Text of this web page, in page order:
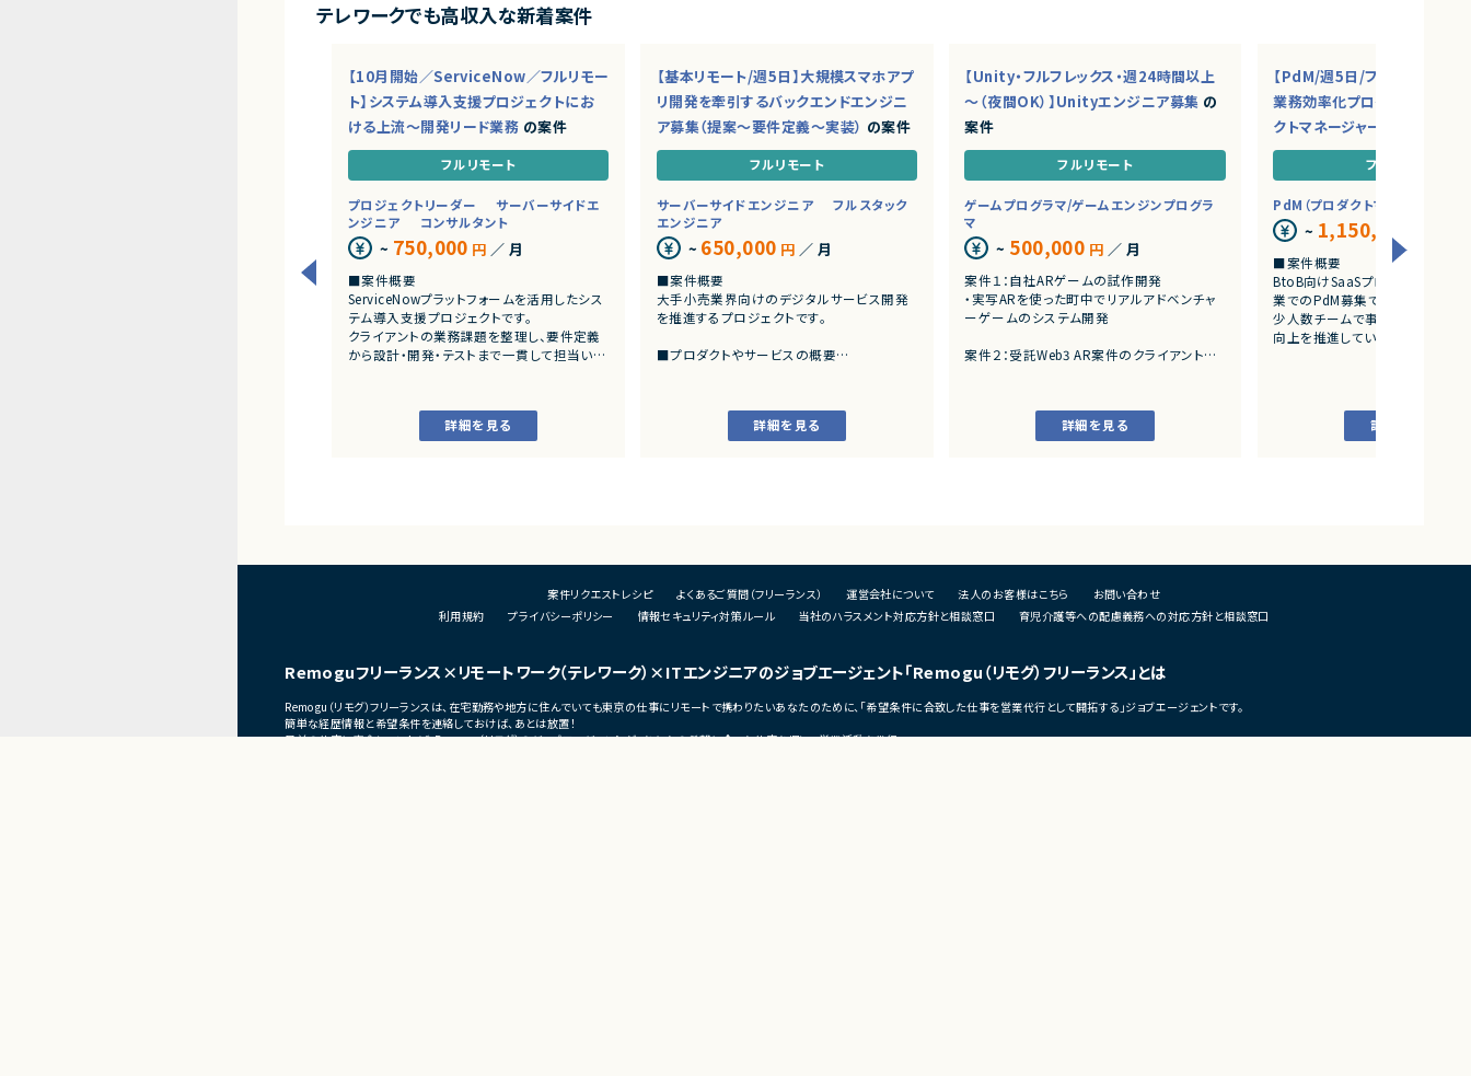
テレワークでも高収入な新着案件
【10月開始／ServiceNow／フルリモー
ト】システム導入支援プロジェクトにお
ける上流～開発リード業務 の案件
フルリモート
プロジェクトリーダー
サーバーサイドエ
ンジニア
コンサルタント
~ 750,000 円 ／ 月
■案件概要
ServiceNowプラットフォームを活用したシス
テム導入支援プロジェクトです。
クライアントの業務課題を整理し、要件定義
から設計・開発・テストまで一貫して担当いた
・顧客との要件ヒアリングおよび要件定義
ニケーションあり
■募集背景
プロジェクト拡大に伴う増員募集
詳細を見る
【基本リモート/週5日】大規模スマホアプ
リ開発を牽引するバックエンドエンジニ
ア募集（提案～要件定義～実装） の案件
フルリモート
サーバーサイドエンジニア
フルスタック
エンジニア
~ 650,000 円 ／ 月
■案件概要
大手小売業界向けのデジタルサービス開発
を推進するプロジェクトです。
■プロダクトやサービスの概要
・既にサービス稼働中であり、数ヶ月から半
・技術課題に対する検討、提案、改善推進
・ステークホルダーとの調整およびコミュニ
■募集背景
集
詳細を見る
【Unity・フルフレックス・週24時間以上
～（夜間OK）】Unityエンジニア募集 の
案件
フルリモート
ゲームプログラマ/ゲームエンジンプログラ
マ
~ 500,000 円 ／ 月
案件１：自社ARゲームの試作開発
・実写ARを使った町中でリアルアドベンチャ
ーゲームのシステム開発
案件２：受託Web3 AR案件のクライアント開
詳細を見る
【PdM/週5日/フルリモ】AI・
業務効率化プロダクトを推進
クトマネージャー募集
フルリモート
PdM（プロダクトマネージャー）
~ 1,150,000
■案件概要
BtoB向けSaaSプロダクトを展開
業でのPdM募集です。
少人数チームで事業成長とプロ
向上を推進しています。
・ワークフロー管理サービス
・業務管理サービス
・開発からリリース後の改善施策
詳細を見る
案件リクエストレシピ よくあるご質問（フリーランス） 運営会社について 法人のお客様はこちら
お問い合わせ
利用規約
プライバシーポリシー 情報セキュリティ対策ルール 当社のハラスメント対応方針と相談窓口 育児介護等への配慮義務への対応方針と相談窓口
Remoguフリーランス×リモートワーク（テレワーク） ×ITエンジニアのジョブエージェント「Remogu（リモグ）フリーランス」とは
Remogu（リモグ）フリーランスは、在宅勤務や地方に住んでいても東京の仕事にリモートで携わりたいあなたのために、「希望条件に合致した仕事を営業代行として開拓する」ジョブエージェントです。
簡単な経歴情報と希望条件を連絡しておけば、あとは放置！
目前の仕事に専念していれば、Remogu（リモグ）のジョブエージェントが、あなたの希望に合った仕事を探して営業活動を代行。